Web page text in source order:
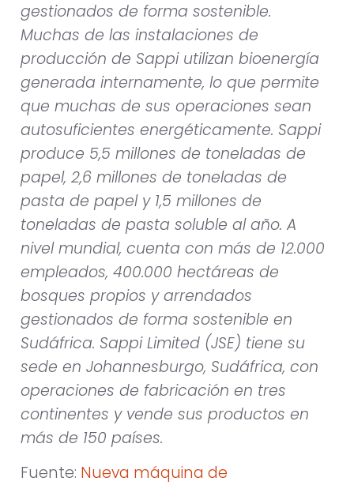
gestionados de forma sostenible.
Muchas de las instalaciones de
producción de Sappi utilizan bioenergía
generada internamente, lo que permite
que muchas de sus operaciones sean
autosuficientes energéticamente. Sappi
produce 5,5 millones de toneladas de
papel, 2,6 millones de toneladas de
pasta de papel y 1,5 millones de
toneladas de pasta soluble al año. A
nivel mundial, cuenta con más de 12.000
empleados, 400.000 hectáreas de
bosques propios y arrendados
gestionados de forma sostenible en
Sudáfrica. Sappi Limited (JSE) tiene su
sede en Johannesburgo, Sudáfrica, con
operaciones de fabricación en tres
continentes y vende sus productos en
más de 150 países.
Fuente: Nueva máquina de